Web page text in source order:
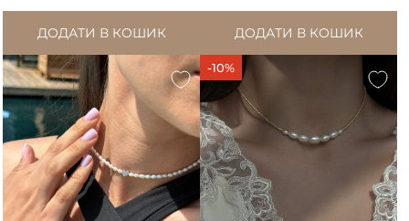
ДОДАТИ В КОШИК ДОДАТИ В КОШИК
-10%